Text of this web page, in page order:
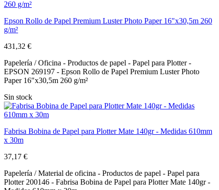
Epson Rollo de Papel Premium Luster Photo Paper 16"x30,5m 260
g/m²
431,32 €
Papelería / Oficina - Productos de papel - Papel para Plotter -
EPSON 269197 - Epson Rollo de Papel Premium Luster Photo
Paper 16"x30,5m 260 g/m²
Sin stock
Fabrisa Bobina de Papel para Plotter Mate 140gr - Medidas 610mm
x 30m
37,17 €
Papelería / Material de oficina - Productos de papel - Papel para
Plotter 200146 - Fabrisa Bobina de Papel para Plotter Mate 140gr -